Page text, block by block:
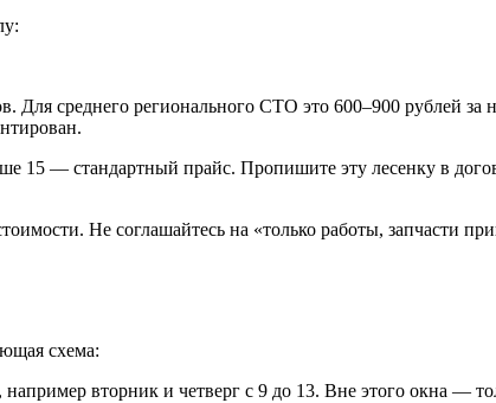
Для среднего регионального СТО это 600–900 рублей за
— стандартный прайс. Пропишите эту лесенку в
Не соглашайтесь на «только работы, запчасти
схема:
вторник и четверг с 9 до 13. Вне этого окна —